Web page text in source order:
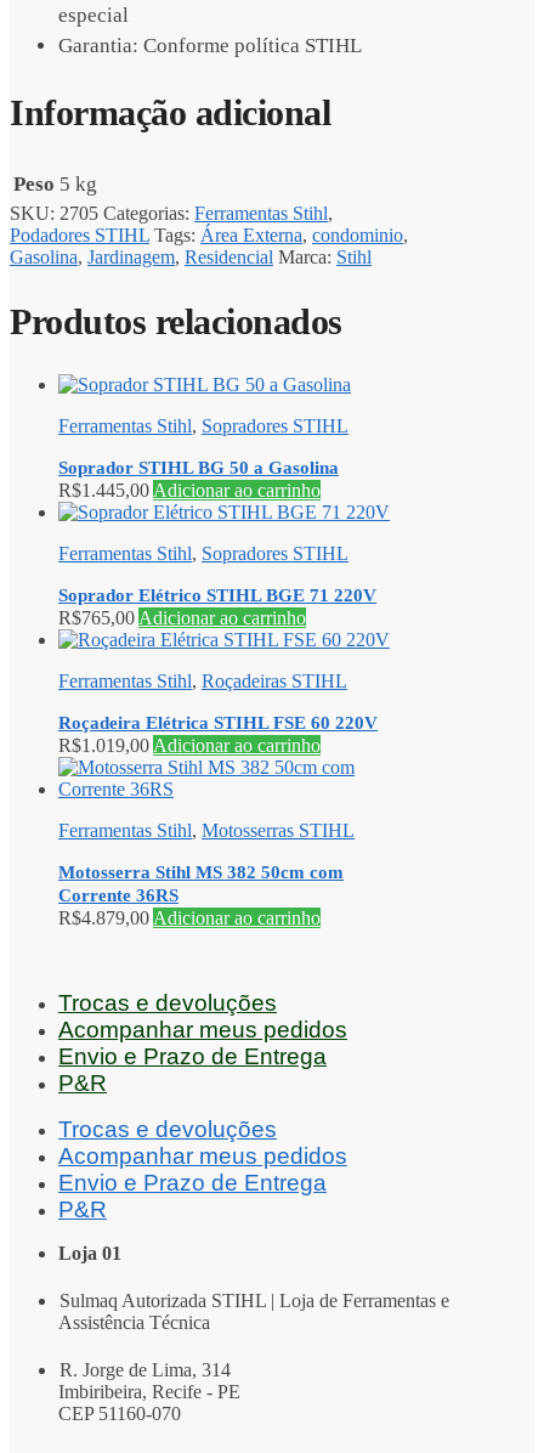
especial
Garantia: Conforme política STIHL
Informação adicional
Peso 5 kg
SKU: 2705 Categorias: Ferramentas Stihl,
Podadores STIHL Tags: Área Externa, condominio,
Gasolina, Jardinagem, Residencial Marca: Stihl
Produtos relacionados
Ferramentas Stihl, Sopradores STIHL
Soprador STIHL BG 50 a Gasolina
R$1.445,00 Adicionar ao carrinho
Ferramentas Stihl, Sopradores STIHL
Soprador Elétrico STIHL BGE 71 220V
R$765,00 Adicionar ao carrinho
Ferramentas Stihl, Roçadeiras STIHL
Roçadeira Elétrica STIHL FSE 60 220V
R$1.019,00 Adicionar ao carrinho
Ferramentas Stihl, Motosserras STIHL
Motosserra Stihl MS 382 50cm com
Corrente 36RS
R$4.879,00 Adicionar ao carrinho
Trocas e devoluções
Acompanhar meus pedidos
Envio e Prazo de Entrega
P&R
Trocas e devoluções
Acompanhar meus pedidos
Envio e Prazo de Entrega
P&R
Loja 01
Sulmaq Autorizada STIHL | Loja de Ferramentas e
Assistência Técnica
R. Jorge de Lima, 314
Imbiribeira, Recife - PE
CEP 51160-070